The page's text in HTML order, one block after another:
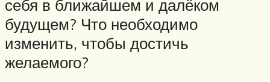
себя в ближайшем и далёком
будущем? Что необходимо
изменить, чтобы достичь
желаемого?